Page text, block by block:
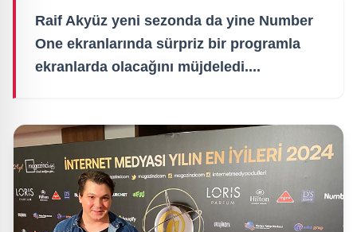
Raif Akyüz yeni sezonda da yine Number
One ekranlarında sürpriz bir programla
ekranlarda olacağını müjdeledi....